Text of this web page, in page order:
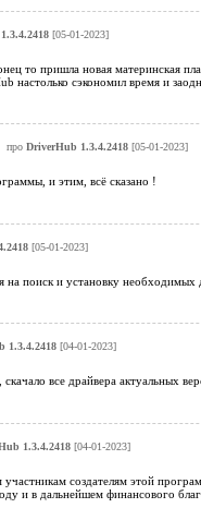
[05-01-2023]
то пришла новая материнская
настолько сэкономил время и
про DriverHub 1.3.4.2418[05-01-2023]
и этим, всё сказано !
[05-01-2023]
на поиск и установку
1.3.4.2418[04-01-2023]
все драйвера актуальных
1.3.4.2418[04-01-2023]
участникам создателям этой
и в дальнейшем финансового